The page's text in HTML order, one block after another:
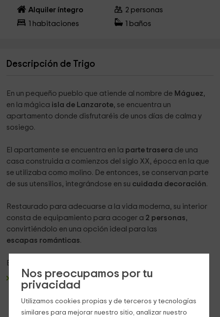
Nos preocupamos por tu
privacidad
Utilizamos cookies propias y de terceros y tecnologías
similares para mejorar nuestro sitio, analizar nuestro
Alquiler íntegro 2 personas
habitaciones baños
Descripción de Trigo
En un pequeño pueblo que atiende al nombre de Máguez,
en la mágica isla de Lanzarote, se encuentra un
apartamento donde disfrutaréis de unos días de calma y
sosiego.
El apartamente se encuentra en la parte trasera de una
casa construida a comienzos del siglo XX, época en la que
se utilizaba como molino. De entonces, se conservan parte
de sus utensilios, integrándose en su cuidada decoración.
Restaurado para adecuarse a la vida moderna, su interior
consta de equipamiento para acoger a 2 personas,
convirtiéndolo en una opción ideal para las
escapas románticas.
Entremos a conocerlo:
Sala de estar. Es una estancia llena de luz, gracias a que
cuenta con una amplia ventana que da al jardín. En ella,
hallaréis un sofá situado frente a una televisión de
pantalla plana.